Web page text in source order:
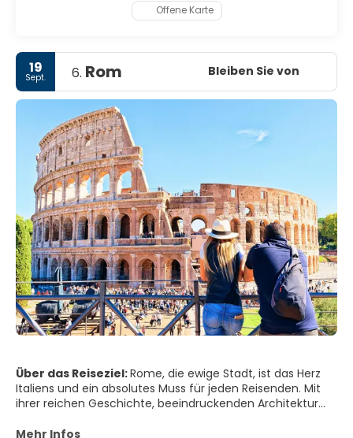
Offene Karte
19
Sept. 6. Rom Bleiben Sie von
Über das Reiseziel:Rome, die ewige Stadt, ist das Herz
Italiens und ein absolutes Muss für jeden Reisenden. Mit
ihrer reichen Geschichte, beeindruckenden Architektur
unvergleichliche Erfahrung.
Mehr Infos